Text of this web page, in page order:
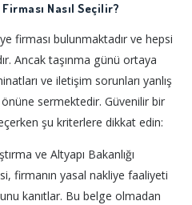
Nasıl Seçilir?
firması bulunmaktadır ve hepsi
Ancak taşınma günü ortaya
ve iletişim sorunları yanlış
sermektedir. Güvenilir bir
şu kriterlere dikkat edin:
ve Altyapı Bakanlığı
firmanın yasal nakliye faaliyeti
kanıtlar. Bu belge olmadan